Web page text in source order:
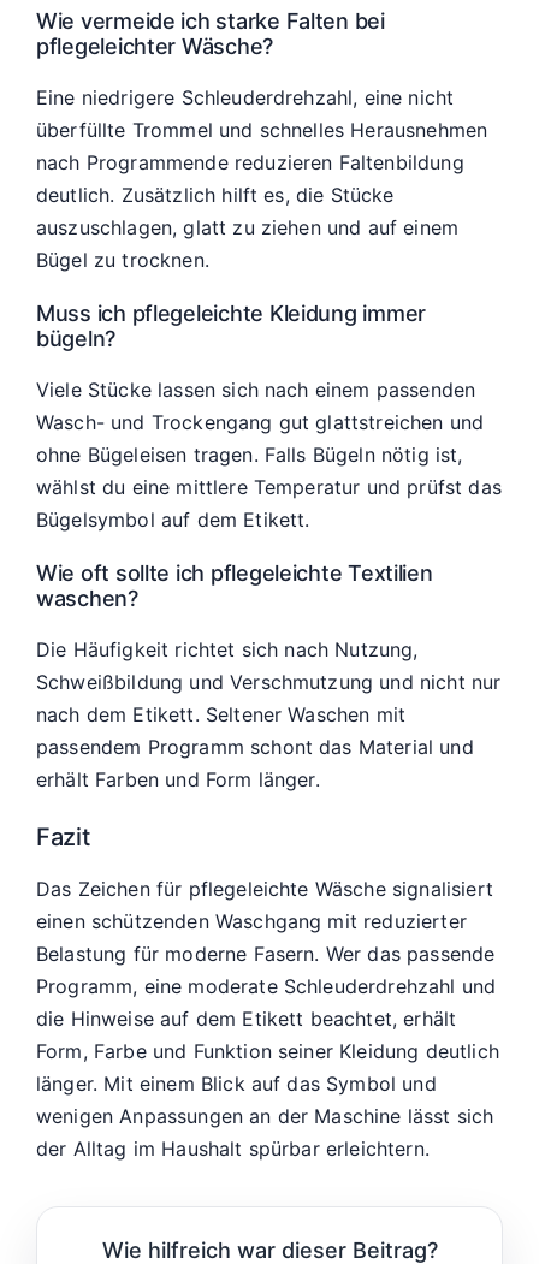
Wie vermeide ich starke Falten bei
pflegeleichter Wäsche?
Eine niedrigere Schleuderdrehzahl, eine nicht
überfüllte Trommel und schnelles Herausnehmen
nach Programmende reduzieren Faltenbildung
deutlich. Zusätzlich hilft es, die Stücke
auszuschlagen, glatt zu ziehen und auf einem
Bügel zu trocknen.
Muss ich pflegeleichte Kleidung immer
bügeln?
Viele Stücke lassen sich nach einem passenden
Wasch- und Trockengang gut glattstreichen und
ohne Bügeleisen tragen. Falls Bügeln nötig ist,
wählst du eine mittlere Temperatur und prüfst das
Bügelsymbol auf dem Etikett.
Wie oft sollte ich pflegeleichte Textilien
waschen?
Die Häufigkeit richtet sich nach Nutzung,
Schweißbildung und Verschmutzung und nicht nur
nach dem Etikett. Seltener Waschen mit
passendem Programm schont das Material und
erhält Farben und Form länger.
Fazit
Das Zeichen für pflegeleichte Wäsche signalisiert
einen schützenden Waschgang mit reduzierter
Belastung für moderne Fasern. Wer das passende
Programm, eine moderate Schleuderdrehzahl und
die Hinweise auf dem Etikett beachtet, erhält
Form, Farbe und Funktion seiner Kleidung deutlich
länger. Mit einem Blick auf das Symbol und
wenigen Anpassungen an der Maschine lässt sich
der Alltag im Haushalt spürbar erleichtern.
Wie hilfreich war dieser Beitrag?